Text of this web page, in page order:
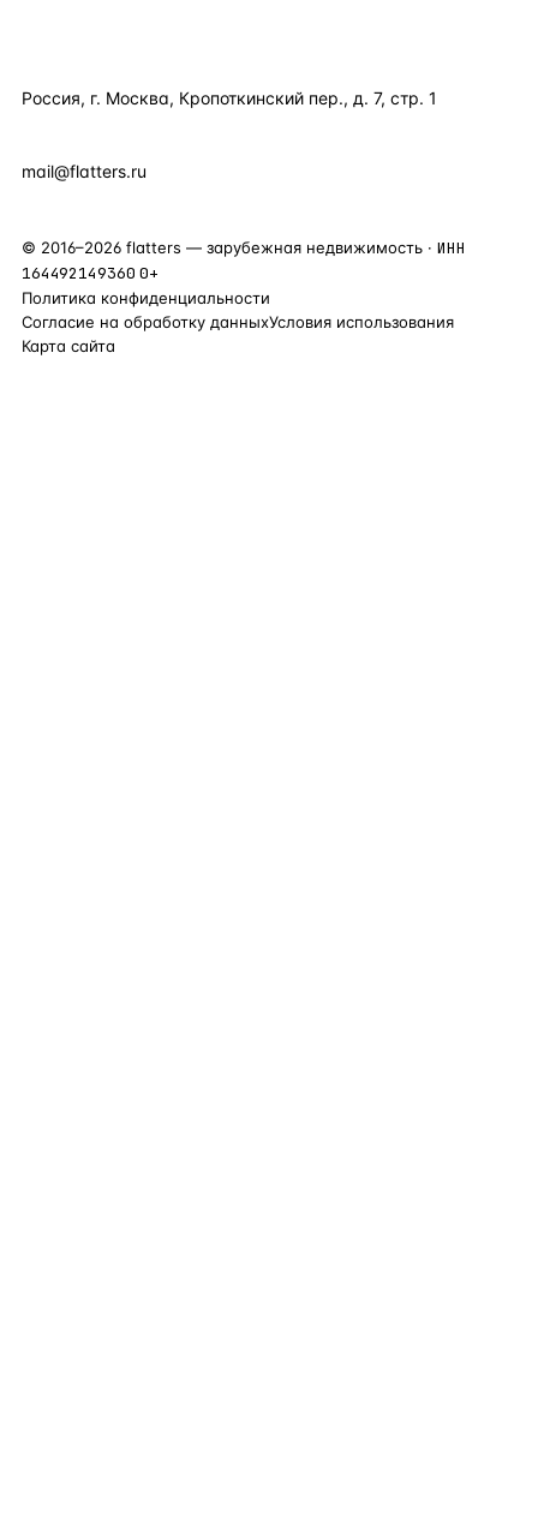
Россия, г. Москва, Кропоткинский пер., д. 7, стр. 1
mail@flatters.ru
© 2016–2026 flatters — зарубежная недвижимость · ИНН
164492149360 0+
Политика конфиденциальности
Согласие на обработку данныхУсловия использования
Карта сайта